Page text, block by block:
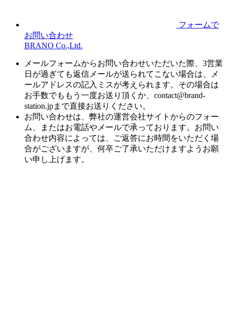
フォームで
お問い合わせ
BRANO Co.,Ltd.
メールフォームからお問い合わせいただいた際、3営業
日が過ぎても返信メールが送られてこない場合は、メ
ールアドレスの記入ミスが考えられます。その場合は
お手数でももう一度お送り頂くか、contact@brand-
station.jpまで直接お送りください。
お問い合わせは、弊社の運営会社サイトからのフォー
ム、またはお電話やメールで承っております。お問い
合わせ内容によっては、ご返答にお時間をいただく場
合がございますが、何卒ご了承いただけますようお願
い申し上げます。